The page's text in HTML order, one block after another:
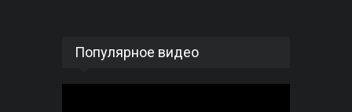
Популярное видео